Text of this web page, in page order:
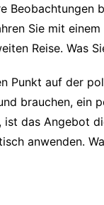
Beobachtungen
Sie mit
Reise. Was
Punkt auf der
brauchen,
ist das Angebot
anwenden.